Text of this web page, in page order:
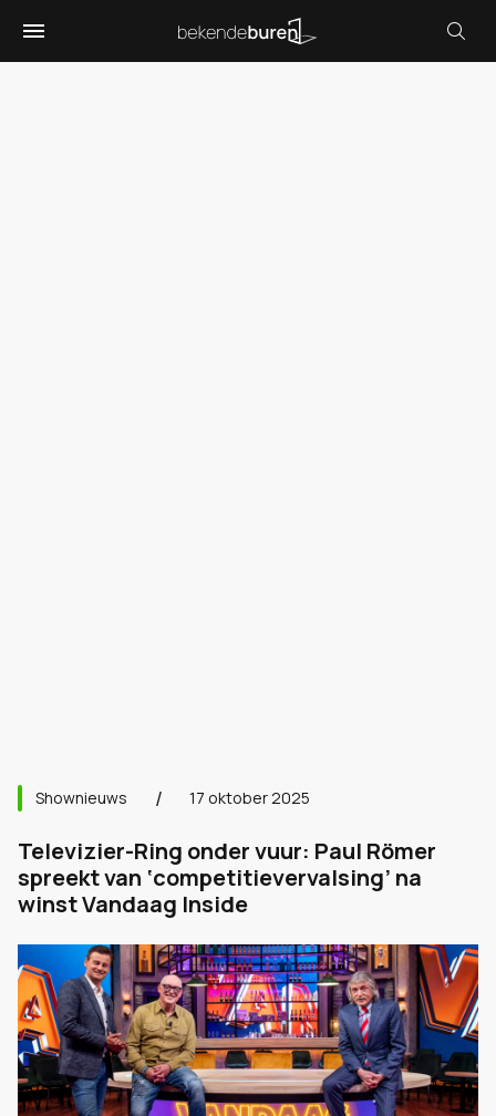
Shownieuws 17 oktober 2025
Televizier-Ring onder vuur: Paul Römer
spreekt van ‘competitievervalsing’ na
winst Vandaag Inside